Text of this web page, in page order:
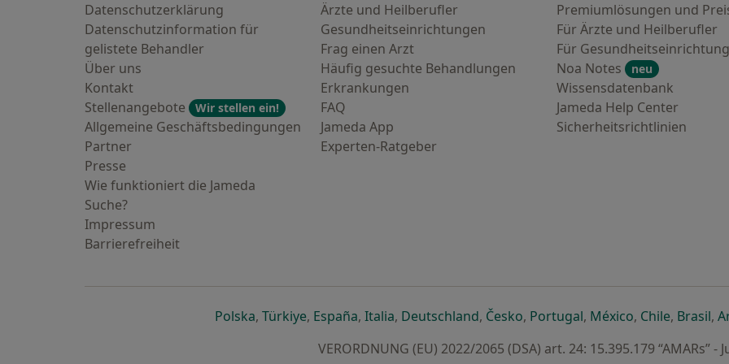
Datenschutzerklärung
Datenschutzinformation für
gelistete Behandler
Über uns
Kontakt
Stellenangebote
Wir stellen ein!
Allgemeine Geschäftsbedingungen
Partner
Presse
Wie funktioniert die Jameda
Suche?
Impressum
Barrierefreiheit
Ärzte und Heilberufler
Gesundheitseinrichtungen
Frag einen Arzt
Häufig gesuchte Behandlungen
Erkrankungen
FAQ
Jameda App
Experten-Ratgeber
Premiumlösungen und
Für Ärzte und Heilberufler
Für
Noa Notes
neu
Wissensdatenbank
Jameda Help Center
Sicherheitsrichtlinien
Polskaöffnet in einer neuen Registerkarte
, Türkiyeöffnet in einer neuen Registerkarte
, Españaöffnet in einer neuen Registerkarte
, Italiaöffnet in einer neuen Registerkarte
, Deutschlandöffnet in einer neuen Registerkarte
, Českoöffnet in einer neuen
, Portugalöffnet in einer neuen
, Méxicoöffnet in einer
, Chileöffnet in
, Brasil,
VERORDNUNG (EU) 2022/2065 (DSA) art. 24: 15.395.179 “AMARs” -